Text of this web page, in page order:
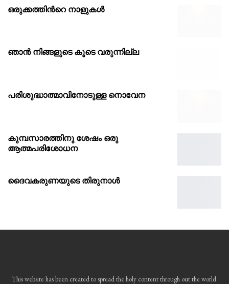
ഒരുക്കത്തിൻറെ നാളുകൾ
ഞാൻ നിങ്ങളുടെ കൂടെ വരുന്നില്ല
പരിശുദ്ധാത്മാവിനോടുള്ള നൊവേന
കുമ്പസാരത്തിനു ശേഷം ഒരു
ആത്മപരിശോധന
ദൈവകരുണയുടെ തിരുനാൾ
This website has been created to spread the holy content through out the world.